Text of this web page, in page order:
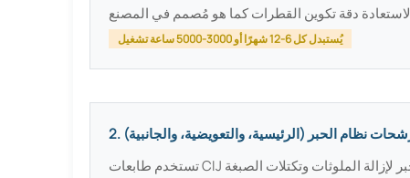
يُستبدل كل 6-12 شهرًا أو 3000-5000 ساعة تشغيل
نظام الحبر (الرئيسية، والتعويضية، والجانبية)
تستخدم طابعات CIJ الملوثات وتكتلات الصبغة